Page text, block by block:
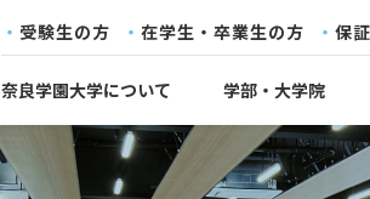
受験生の方 在学生・卒業生の方 保
奈良学園大学について 学部・大学院